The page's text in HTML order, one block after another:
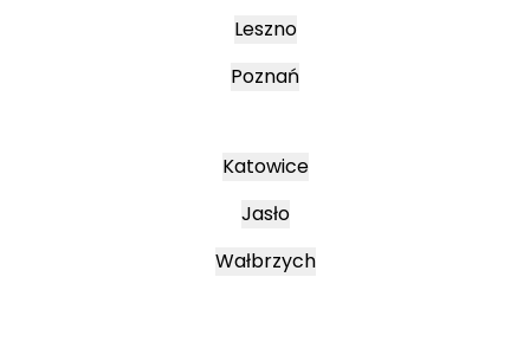
Leszno
Poznań
Katowice
Jasło
Wałbrzych